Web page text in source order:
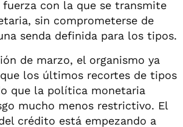
fuerza con la que se transmite
sin comprometerse de
senda definida para los tipos.
de marzo, el organismo ya
los últimos recortes de tipos
que la política monetaria
mucho menos restrictivo. El
crédito está empezando a